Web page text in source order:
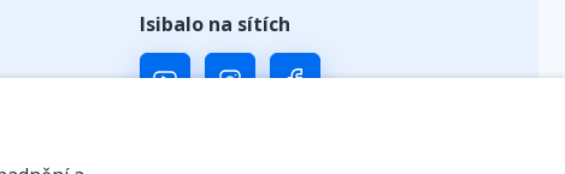
Isibalo na sítích